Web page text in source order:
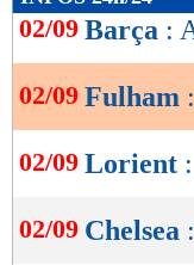
de
OK
02/09 Barça :
02/09 Fulham
02/09 Lorient
02/09 Chelsea